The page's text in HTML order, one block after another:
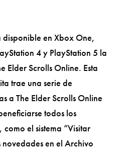
en Xbox One,
4 y PlayStation 5 la
Elder Scrolls Online. Esta
trae una serie de
a The Elder Scrolls Online
todos los
como el sistema “Visitar
novedades en el Archivo